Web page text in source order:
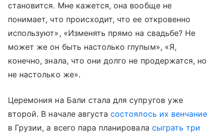
становится. Мне кажется, она вообще не
понимает, что происходит, что ее откровенно
используют», «Изменять прямо на свадьбе? Не
может же он быть настолько глупым», «Я,
конечно, знала, что они долго не продержатся, но
не настолько же».
Церемония на Бали стала для супругов уже
второй. В начале августасостоялось их венчание
в Грузии, а всего пара планировала сыграть три